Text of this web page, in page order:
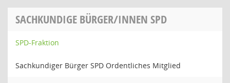
SACHKUNDIGE BÜRGER/INNEN SPD
SPD-Fraktion
Sachkundiger Bürger SPD Ordentliches Mitglied